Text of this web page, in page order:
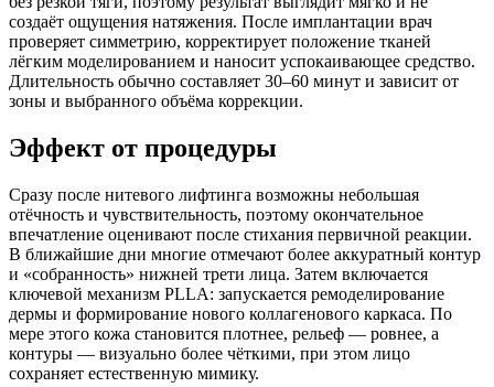
создаёт ощущения натяжения. После имплантации врач
проверяет симметрию, корректирует положение тканей
лёгким моделированием и наносит успокаивающее средство.
Длительность обычно составляет 30–60 минут и зависит от
зоны и выбранного объёма коррекции.
Эффект от процедуры
Сразу после нитевого лифтинга возможны небольшая
отёчность и чувствительность, поэтому окончательное
впечатление оценивают после стихания первичной реакции.
В ближайшие дни многие отмечают более аккуратный контур
и «собранность» нижней трети лица. Затем включается
ключевой механизм PLLA: запускается ремоделирование
дермы и формирование нового коллагенового каркаса. По
мере этого кожа становится плотнее, рельеф — ровнее, а
контуры — визуально более чёткими, при этом лицо
сохраняет естественную мимику.